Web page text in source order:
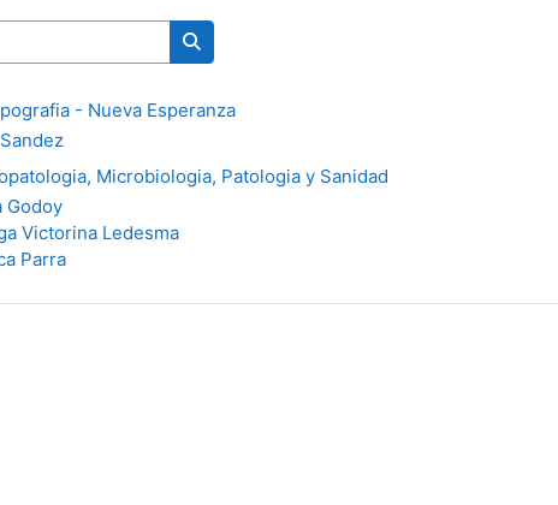
Buscar cursos
- Nueva Esperanza
Microbiologia, Patologia y Sanidad
Godoy
Victorina Ledesma
Parra